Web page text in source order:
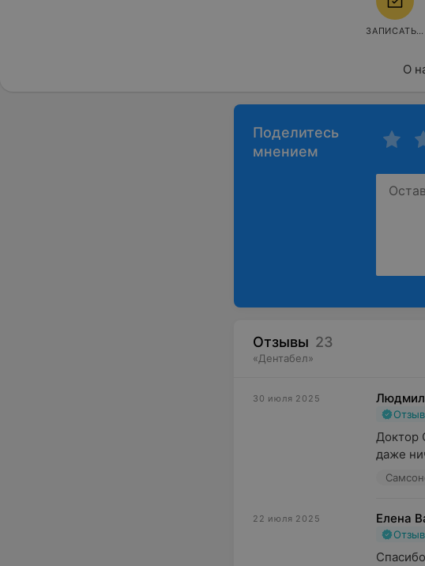
О
ЗАПИСАТЬСЯ
Поделитесь
мнением
Отзывы 23
«Дентабел»
30 июля 2025
Доктор
даже
22 июля 2025 Елена